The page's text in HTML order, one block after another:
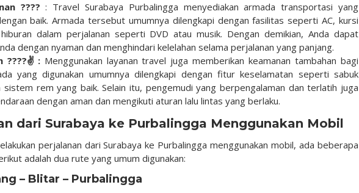
???? : Travel Surabaya Purbalingga menyediakan armada transportasi yang
baik. Armada tersebut umumnya dilengkapi dengan fasilitas seperti AC, kursi
dalam perjalanan seperti DVD atau musik. Dengan demikian, Anda dapat
dengan nyaman dan menghindari kelelahan selama perjalanan yang panjang.
????✌️:Menggunakan layanan travel juga memberikan keamanan tambahan bagi
yang digunakan umumnya dilengkapi dengan fitur keselamatan seperti sabuk
sistem rem yang baik. Selain itu, pengemudi yang berpengalaman dan terlatih juga
dengan aman dan mengikuti aturan lalu lintas yang berlaku.
dari Surabaya ke Purbalingga Menggunakan Mobil
perjalanan dari Surabaya ke Purbalingga menggunakan mobil, ada beberapa
adalah dua rute yang umum digunakan:
– Blitar – Purbalingga